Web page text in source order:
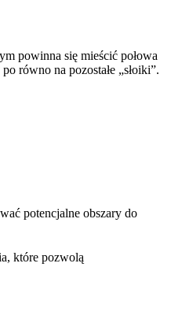
powinna się mieścić połowa
równo na pozostałe „słoiki”.
potencjalne obszary do
które pozwolą